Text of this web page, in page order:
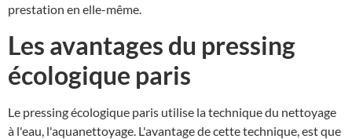
prestation en elle-même.
Les avantages du pressing
écologique paris
Le pressing écologique paris utilise la technique du nettoyage
à l'eau, l'aquanettoyage. L'avantage de cette technique, est que